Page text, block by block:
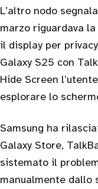
L’altro nodo
marzo riguardava
il display per
Galaxy S25 con
Hide Screen
esplorare lo
Samsung ha
Galaxy Store,
sistemato il
manualmente dallo